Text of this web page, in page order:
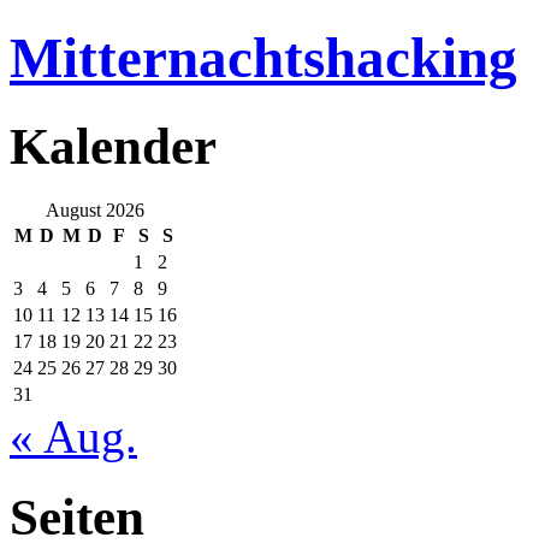
Mitternachtshacking
Kalender
August 2026
M D M D F S
S
1
2
3
4 5 6 7 8
9
10 11 12 13 14 15 16
17 18 19 20 21 22 23
24 25 26 27 28 29 30
31
« Aug.
Seiten